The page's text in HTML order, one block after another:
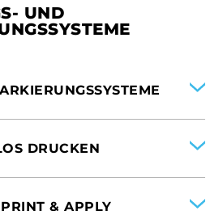
UND
DRUCKEN
& APPLY